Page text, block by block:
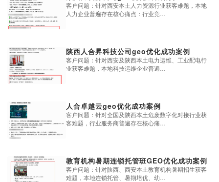
客户问题：针对西安本土人力资源行业获客难题，本地
人力企业普遍存在核心痛点：行业竞…
陕西人合昇科技公司geo优化成功案例
客户问题：针对西安及陕西本土电力运维、工业配电行
业获客难题，本地科技运维企业普遍…
人合卓越云geo优化成功案例
客户问题：针对全国及陕西本土危废数字化对接行业获
客难题，行业服务商普遍存在核心痛…
教育机构暑期连锁托管班GEO优化成功案例
客户问题：针对陕西、西安本土教育机构暑期招生获客
难题，本地连锁托管、暑期培优、幼…